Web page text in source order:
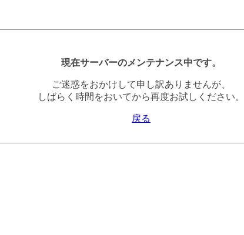
現在サーバーのメンテナンス中です。
ご迷惑をおかけして申し訳ありませんが、
しばらく時間をおいてから再度お試しください。
戻る